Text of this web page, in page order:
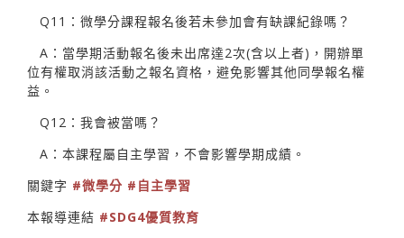
Q11：微學分課程報名後若未參加會有缺課紀錄嗎？
A：當學期活動報名後未出席達2次(含以上者)，開辦單
位有權取消該活動之報名資格，避免影響其他同學報名權
益。
Q12：我會被當嗎？
A：本課程屬自主學習，不會影響學期成績。
關鍵字 #微學分 #自主學習
本報導連結 #SDG4優質教育